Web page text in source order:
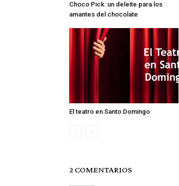
Choco Pick: un deleite para los
amantes del chocolate
El teatro en Santo Domingo
2 COMENTARIOS